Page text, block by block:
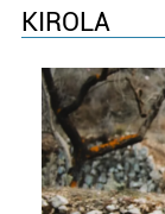
KIROLA